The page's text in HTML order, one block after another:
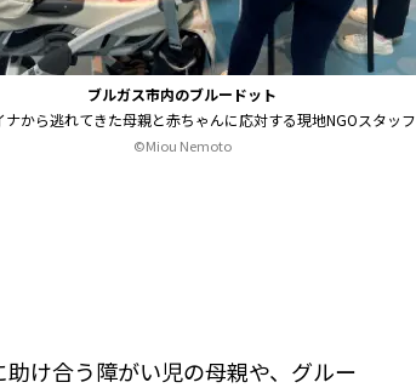
ブルガス市内のブルードット
ナから逃れてきた母親と赤ちゃんに応対する現地NGOスタッフ
©Miou Nemoto
け合う障がい児の母親や、グルー